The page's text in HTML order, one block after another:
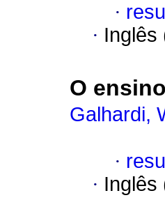
·
· Inglês
O
Galhardi,
·
· Inglês